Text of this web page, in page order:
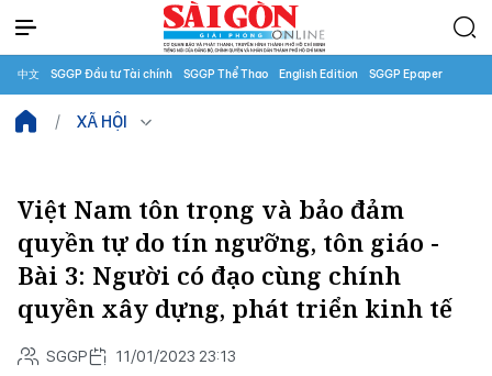
中文 SGGP Đầu tư Tài chính SGGP Thể Thao English Edition SGGP Epaper
XÃ HỘI
Việt Nam tôn trọng và bảo đảm
quyền tự do tín ngưỡng, tôn giáo -
Bài 3: Người có đạo cùng chính
quyền xây dựng, phát triển kinh tế
SGGP 11/01/2023 23:13